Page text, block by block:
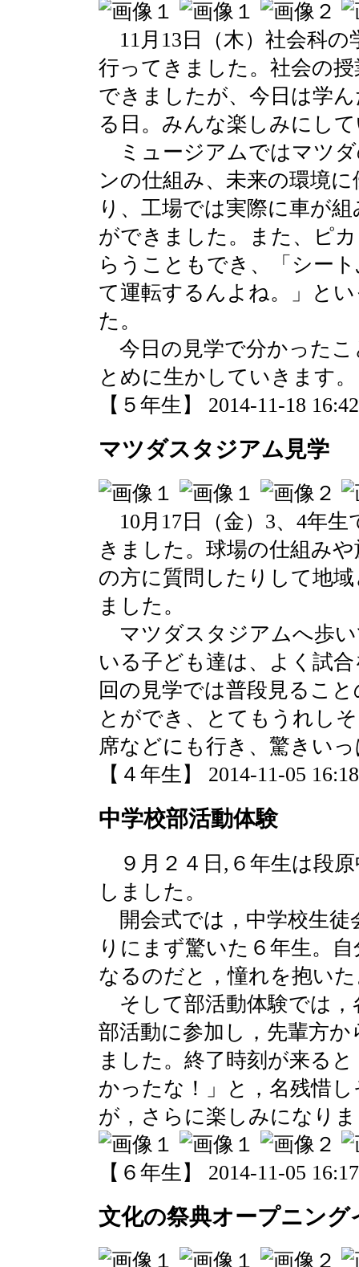
11月13日（木）社会科
行ってきました。社会の
できましたが、今日は学
る日。みんな楽しみにし
ミュージアムではマツ
ンの仕組み、未来の環境
り、工場では実際に車が
ができました。また、ピ
らうこともでき、「シー
て運転するんよね。」と
た。
今日の見学で分かったこ
とめに生かしていきます。
【５年生】 2014-11-18
マツダスタジアム見学
10月17日（金）3、4年
きました。球場の仕組み
の方に質問したりして地
ました。
マツダスタジアムへ歩
いる子ども達は、よく試
回の見学では普段見るこ
とができ、とてもうれし
席などにも行き、驚きい
【４年生】 2014-11-05
中学校部活動体験
９月２４日,６年生は段
しました。
開会式では，中学校生徒
りにまず驚いた６年生。
なるのだと，憧れを抱い
そして部活動体験では，
部活動に参加し，先輩方
ました。終了時刻が来る
かったな！」と，名残惜
が，さらに楽しみになり
【６年生】 2014-11-05
文化の祭典オープニング